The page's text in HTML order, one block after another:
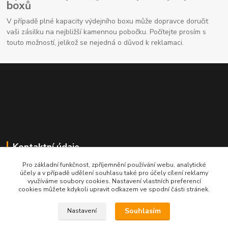
boxů
V případě plné kapacity výdejního boxu může dopravce doručit
vaši zásilku na nejbližší kamennou pobočku. Počítejte prosím s
touto možností, jelikož se nejedná o důvod k reklamaci.
Kontaktní údaje
704691325
info@rostliny-prozdravi.cz
Pro základní funkčnost, zpříjemnění používání webu, analytické
účely a v případě udělení souhlasu také pro účely cílení reklamy
využíváme soubory cookies. Nastavení vlastních preferencí
cookies můžete kdykoli upravit odkazem ve spodní části stránek.
Nastavení Souhlasím